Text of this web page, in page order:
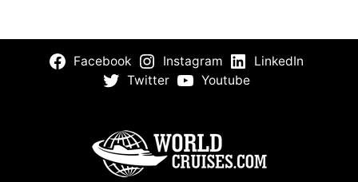
Facebook Instagram
LinkedIn
Twitter
Youtube